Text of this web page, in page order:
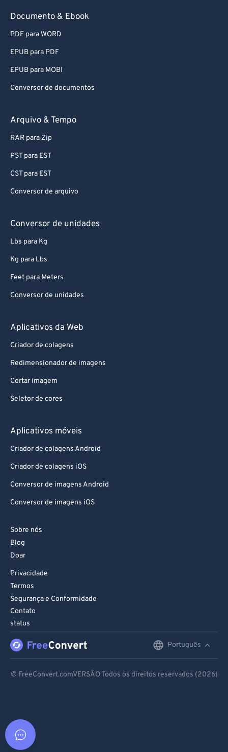
Documento & Ebook
PDF para WORD
EPUB para PDF
EPUB para MOBI
Conversor de documentos
Arquivo & Tempo
RAR para Zip
PST para EST
CST para EST
Conversor de arquivo
Conversor de unidades
Lbs para Kg
Kg para Lbs
Feet para Meters
Conversor de unidades
Aplicativos da Web
Criador de colagens
Redimensionador de imagens
Cortar imagem
Seletor de cores
Aplicativos móveis
Criador de colagens Android
Criador de colagens iOS
Conversor de imagens Android
Conversor de imagens iOS
Sobre nós
Blog
Doar
Privacidade
Termos
Segurança e Conformidade
Contato
status
Português
© FreeConvert.comVERSÃO Todos os direitos reservados (2026)